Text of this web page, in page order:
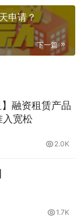
申请？
下一篇
】融资租赁产品
入宽松
2.0K
1.7K